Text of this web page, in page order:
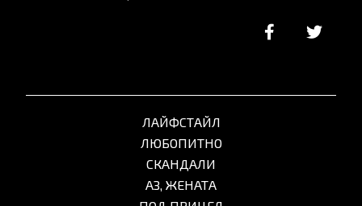
ЛАЙФСТАЙЛ
ЛЮБОПИТНО
СКАНДАЛИ
АЗ, ЖЕНАТА